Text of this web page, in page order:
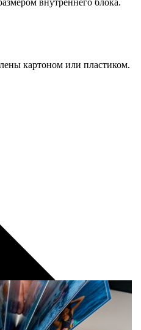
внутреннего блока.
картоном или пластиком.